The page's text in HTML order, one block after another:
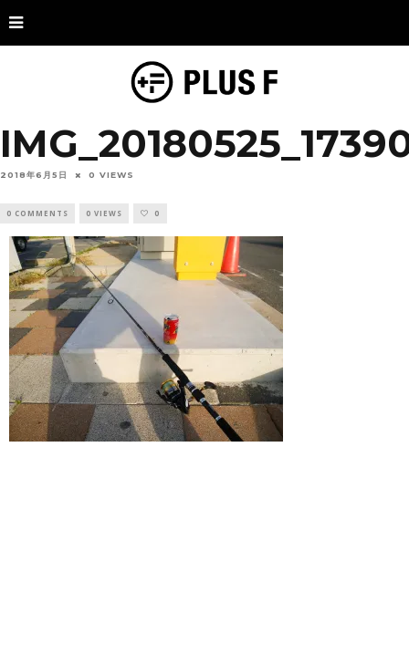
2018年6月5日 0 VIEWS
0 COMMENTS 0 VIEWS 0